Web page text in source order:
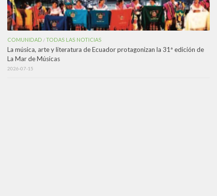
COMUNIDAD /TODAS LAS NOTICIAS
La música, arte y literatura de Ecuador protagonizan la 31ª edición de
La Mar de Músicas
2026-07-15